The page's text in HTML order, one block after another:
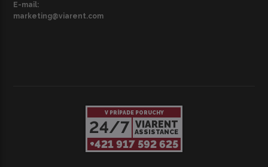
E-mail:
marketing@viarent.com
V PRÍPADE PORUCHY
24/7 VIARENT
ASSISTANCE
+421 917 592 625